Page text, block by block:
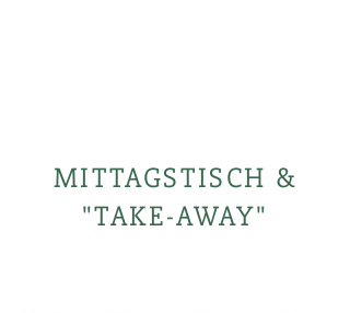
MITTAGSTISCH &
"TAKE-AWAY"